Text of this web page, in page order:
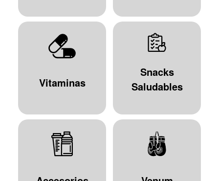
Vitaminas
Snacks
Saludables